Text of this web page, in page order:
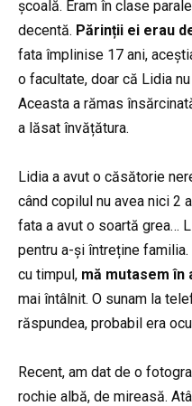
școală. Eram în clase
decentă. Părinții ei erau
fata împlinise 17 ani,
o facultate, doar că Lidia
Aceasta a rămas
a lăsat învățătura.
Lidia a avut o căsătorie
când copilul nu avea nici 2
fata a avut o soartă grea…
pentru a-și întreține
cu timpul, mă mutasem în
mai întâlnit. O sunam la
răspundea, probabil era
Recent, am dat de o
rochie albă, de mireasă.